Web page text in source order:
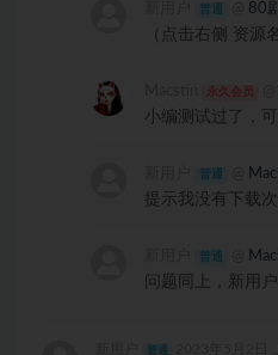
普通 80
（点击右侧 资源
永久会员
小编测试过了，
普通
提示我没有下载
普通
问题同上，新用